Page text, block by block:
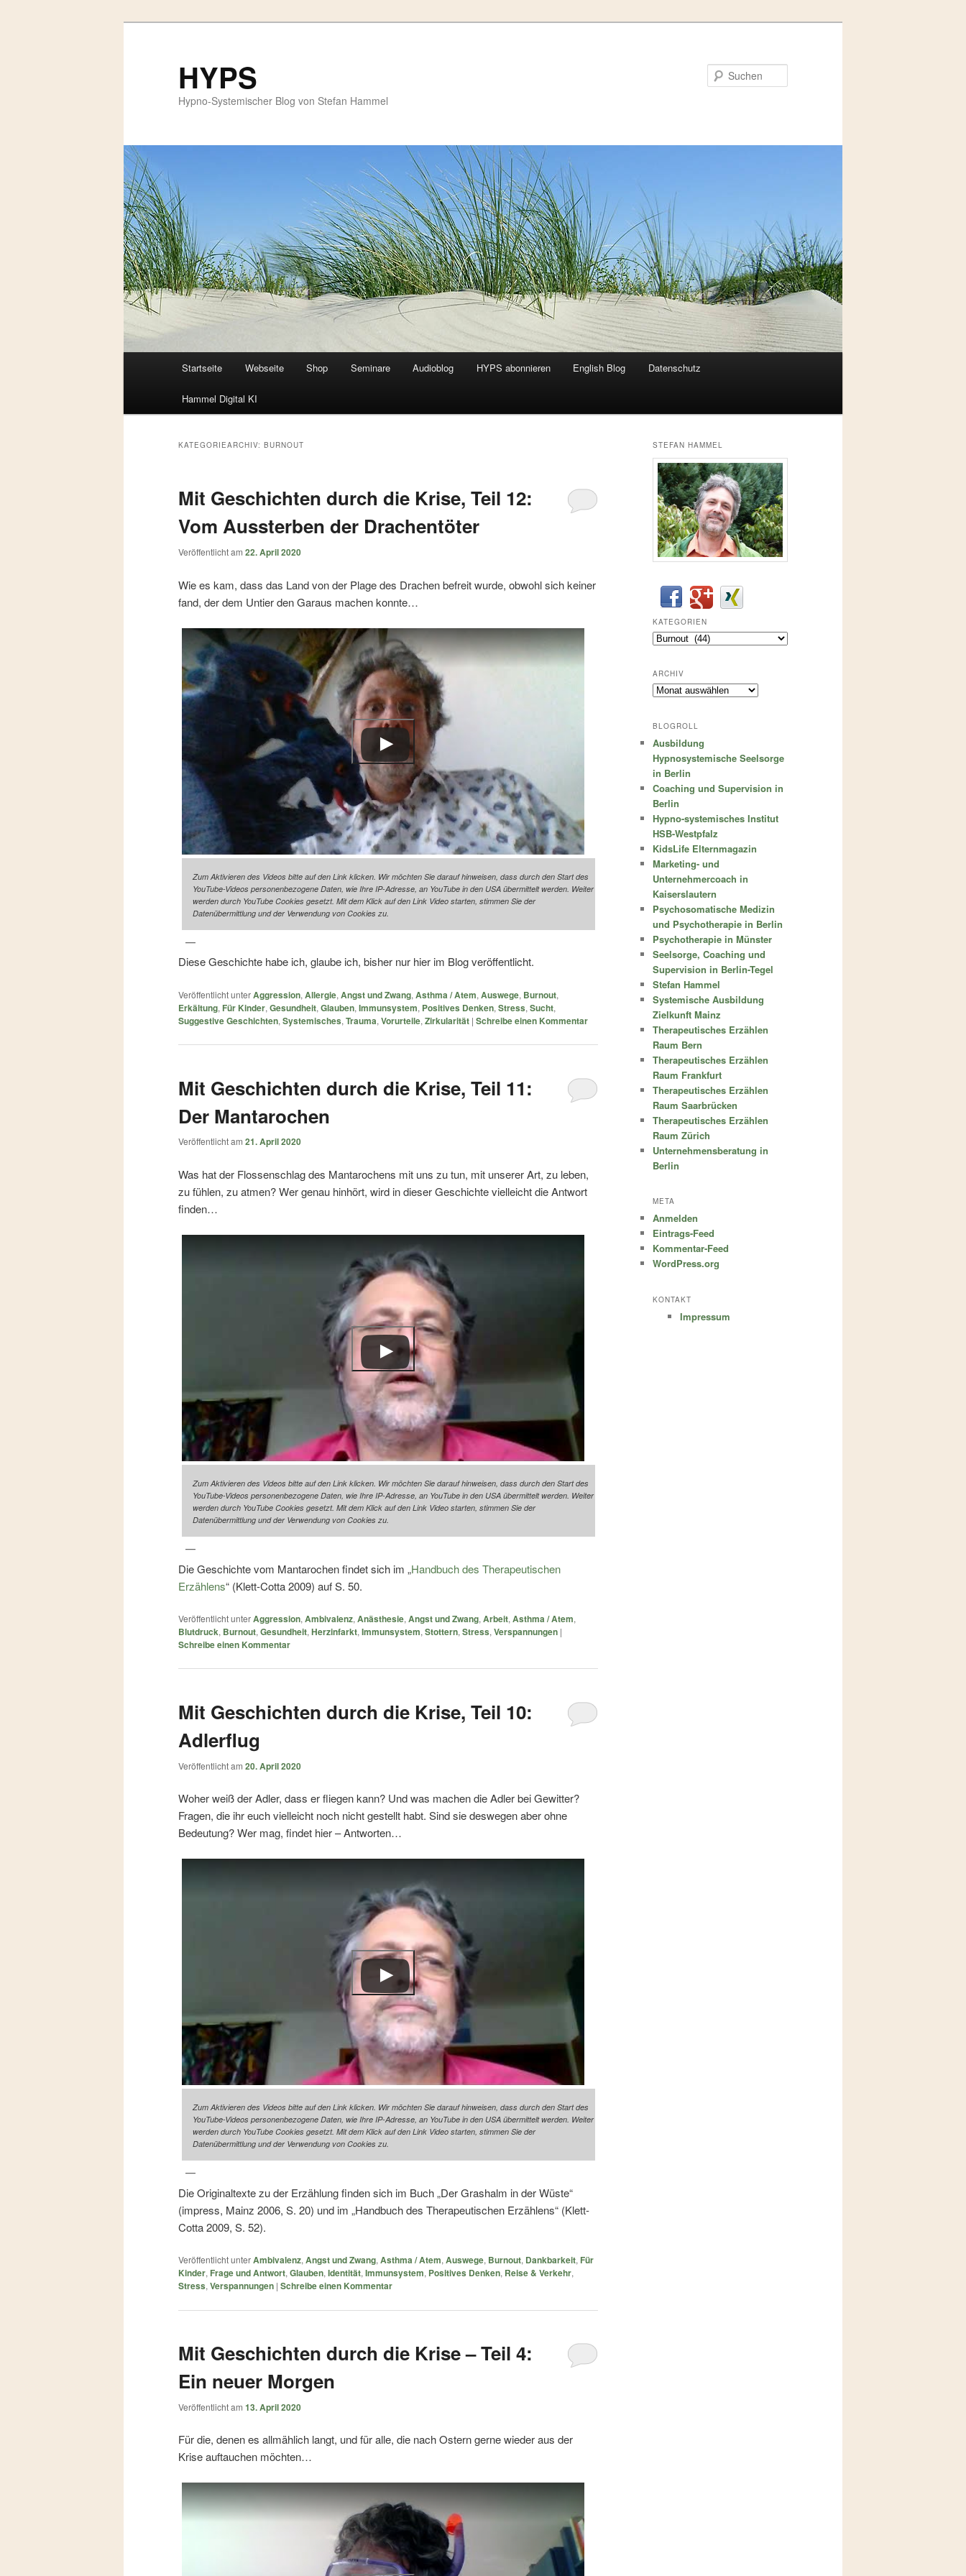
HYPS
Hypno-Systemischer Blog von Stefan Hammel
Zum
primären
Inhalt
Zum
sekundären
Inhalt
Startseite Webseite Shop Seminare Audioblog HYPS abonnieren English Blog Datenschutz
Hammel Digital KI
KATEGORIEARCHIV: BURNOUT
Mit Geschichten durch die Krise, Teil 12:
Vom Aussterben der Drachentöter
Veröffentlicht am 22. April 2020
Wie es kam, dass das Land von der Plage des Drachen befreit wurde, obwohl sich keiner
fand, der dem Untier den Garaus machen konnte…
Zum Aktivieren des Videos bitte auf den Link klicken. Wir möchten Sie darauf hinweisen, dass durch den Start des
YouTube-Videos personenbezogene Daten, wie Ihre IP-Adresse, an YouTube in den USA übermittelt werden. Weiter
werden durch YouTube Cookies gesetzt. Mit dem Klick auf den Link Video starten, stimmen Sie der
Datenübermittlung und der Verwendung von Cookies zu.
Diese Geschichte habe ich, glaube ich, bisher nur hier im Blog veröffentlicht.
Veröffentlicht unterAggression, Allergie, Angst und Zwang, Asthma / Atem, Auswege, Burnout,
Erkältung, Für Kinder, Gesundheit, Glauben, Immunsystem, Positives Denken, Stress, Sucht,
Suggestive Geschichten, Systemisches, Trauma, Vorurteile, Zirkularität | Schreibe einen Kommentar
Mit Geschichten durch die Krise, Teil 11:
Der Mantarochen
Veröffentlicht am 21. April 2020
Was hat der Flossenschlag des Mantarochens mit uns zu tun, mit unserer Art, zu leben,
zu fühlen, zu atmen? Wer genau hinhört, wird in dieser Geschichte vielleicht die Antwort
finden…
Zum Aktivieren des Videos bitte auf den Link klicken. Wir möchten Sie darauf hinweisen, dass durch den Start des
YouTube-Videos personenbezogene Daten, wie Ihre IP-Adresse, an YouTube in den USA übermittelt werden. Weiter
werden durch YouTube Cookies gesetzt. Mit dem Klick auf den Link Video starten, stimmen Sie der
Datenübermittlung und der Verwendung von Cookies zu.
Die Geschichte vom Mantarochen findet sich im „Handbuch des Therapeutischen
Erzählens“ (Klett-Cotta 2009) auf S. 50.
Veröffentlicht unterAggression, Ambivalenz, Anästhesie, Angst und Zwang, Arbeit, Asthma / Atem,
Blutdruck, Burnout, Gesundheit, Herzinfarkt, Immunsystem, Stottern, Stress, Verspannungen |
Schreibe einen Kommentar
Mit Geschichten durch die Krise, Teil 10:
Adlerflug
Veröffentlicht am 20. April 2020
Woher weiß der Adler, dass er fliegen kann? Und was machen die Adler bei Gewitter?
Fragen, die ihr euch vielleicht noch nicht gestellt habt. Sind sie deswegen aber ohne
Bedeutung? Wer mag, findet hier – Antworten…
Zum Aktivieren des Videos bitte auf den Link klicken. Wir möchten Sie darauf hinweisen, dass durch den Start des
YouTube-Videos personenbezogene Daten, wie Ihre IP-Adresse, an YouTube in den USA übermittelt werden. Weiter
werden durch YouTube Cookies gesetzt. Mit dem Klick auf den Link Video starten, stimmen Sie der
Datenübermittlung und der Verwendung von Cookies zu.
Die Originaltexte zu der Erzählung finden sich im Buch „Der Grashalm in der Wüste“
(impress, Mainz 2006, S. 20) und im „Handbuch des Therapeutischen Erzählens“ (Klett-
Cotta 2009, S. 52).
Veröffentlicht unterAmbivalenz, Angst und Zwang, Asthma / Atem, Auswege, Burnout, Dankbarkeit, Für
Kinder, Frage und Antwort, Glauben, Identität, Immunsystem, Positives Denken, Reise & Verkehr,
Stress, Verspannungen | Schreibe einen Kommentar
Mit Geschichten durch die Krise – Teil 4:
Ein neuer Morgen
Veröffentlicht am 13. April 2020
Für die, denen es allmählich langt, und für alle, die nach Ostern gerne wieder aus der
Krise auftauchen möchten…
STEFAN HAMMEL
KATEGORIEN
Kategorien
ARCHIV
Archiv
BLOGROLL
Ausbildung
Hypnosystemische Seelsorge
in Berlin
Coaching und Supervision in
Berlin
Hypno-systemisches Institut
HSB-Westpfalz
KidsLife Elternmagazin
Marketing- und
Unternehmercoach in
Kaiserslautern
Psychosomatische Medizin
und Psychotherapie in Berlin
Psychotherapie in Münster
Seelsorge, Coaching und
Supervision in Berlin-Tegel
Stefan Hammel
Systemische Ausbildung
Zielkunft Mainz
Therapeutisches Erzählen
Raum Bern
Therapeutisches Erzählen
Raum Frankfurt
Therapeutisches Erzählen
Raum Saarbrücken
Therapeutisches Erzählen
Raum Zürich
Unternehmensberatung in
Berlin
META
Anmelden
Eintrags-Feed
Kommentar-Feed
WordPress.org
KONTAKT
Impressum